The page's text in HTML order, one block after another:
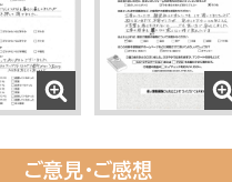
ご意見・ご感想